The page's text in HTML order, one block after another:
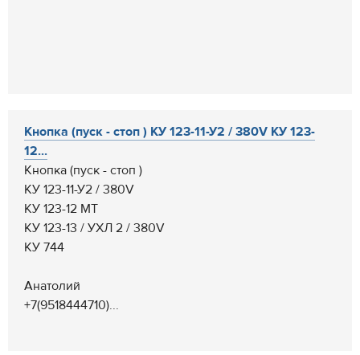
Кнопка (пуск - стоп ) КУ 123-11-У2 / 380V КУ 123-
12...
Кнопка (пуск - стоп )
КУ 123-11-У2 / 380V
КУ 123-12 МТ
КУ 123-13 / УХЛ 2 / 380V
КУ 744
Анатолий
+7(9518444710)...